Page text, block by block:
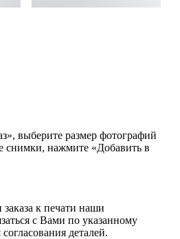
выберите размер фотографий
снимки, нажмите «Добавить в
к печати наши
с Вами по указанному
деталей.